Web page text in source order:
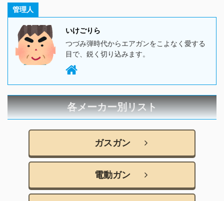
管理人
いけごりら
つづみ弾時代からエアガンをこよなく愛する
目で、鋭く切り込みます。
各メーカー別リスト
ガスガン
電動ガン